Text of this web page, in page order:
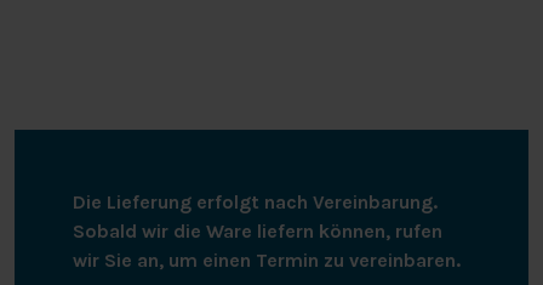
Die Lieferung erfolgt nach Vereinbarung.
Sobald wir die Ware liefern können, rufen
wir Sie an, um einen Termin zu vereinbaren.